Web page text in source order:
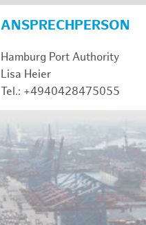
ANSPRECHPERSON
Hamburg Port Authority
Lisa Heier
Tel.: +4940428475055